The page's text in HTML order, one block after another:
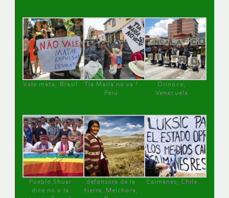
Vale mata, Brasil
Tía María no va !
Perú
Orinoco,
Venezuela
Pueblo Shuar
dice no a la
defensora de la
tierra, Melchora,
Caimanes, Chile